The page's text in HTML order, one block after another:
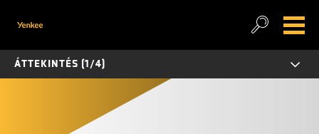
ÁTTEKINTÉS (1/4)